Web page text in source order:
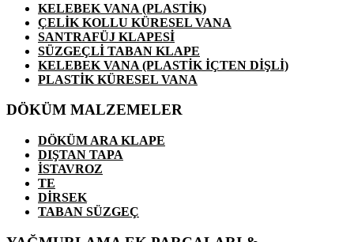
KELEBEK VANA (PLASTİK)
ÇELİK KOLLU KÜRESEL VANA
SANTRAFÜJ KLAPESİ
SÜZGEÇLİ TABAN KLAPE
KELEBEK VANA (PLASTİK İÇTEN DİŞLİ)
PLASTİK KÜRESEL VANA
DÖKÜM MALZEMELER
DÖKÜM ARA KLAPE
DIŞTAN TAPA
İSTAVROZ
TE
DİRSEK
TABAN SÜZGEÇ